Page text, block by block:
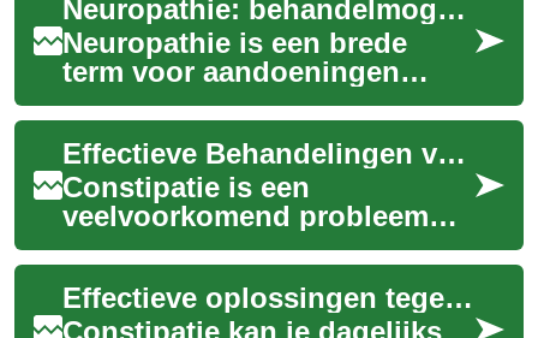
Neuropathie: behandelmogelijkheden, symptomen en zorg
Neuropathie is een brede
term voor aandoeningen
waarbij de zenuwen
beschadigd raken, wat vaak
leidt tot chronische pi...
Effectieve Behandelingen voor Constipatie: Een Complete Gids
Constipatie is een
veelvoorkomend probleem
dat miljoenen mensen treft en
hun dagelijks leven
significant kan beïnvloe...
Effectieve oplossingen tegen constipatie: complete gids